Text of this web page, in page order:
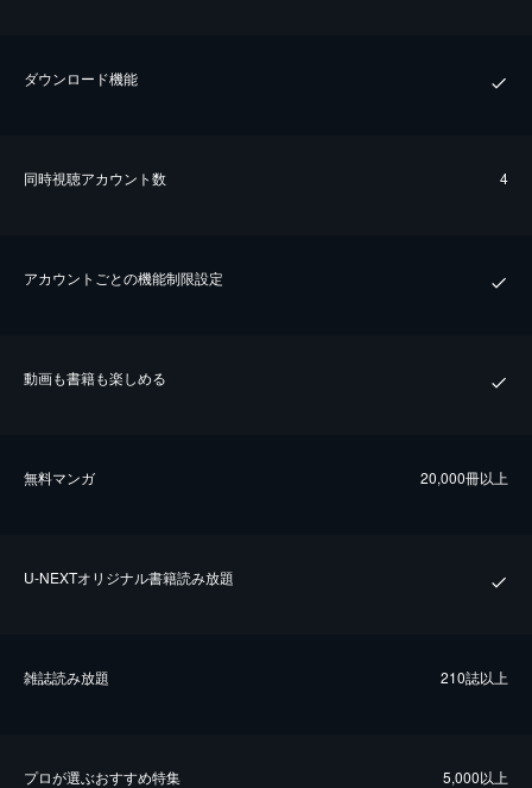
ダウンロード機能
同時視聴アカウント数 4
アカウントごとの機能制限設定
動画も書籍も楽しめる
無料マンガ 20,000冊以上
U-NEXTオリジナル書籍読み放題
雑誌読み放題 210誌以上
プロが選ぶおすすめ特集 5,000以上